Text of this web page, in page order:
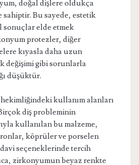
doğal dişlere oldukça
Bu sayede, estetik
sonuçlar elde etmek
protezler, diğer
kıyasla daha uzun
değişimi gibi sorunlarla
düşüktür.
kullanım alanları
diş probleminin
kullanılan bu malzeme,
köprüler ve porselen
seçeneklerinde tercih
zirkonyumun beyaz renkte